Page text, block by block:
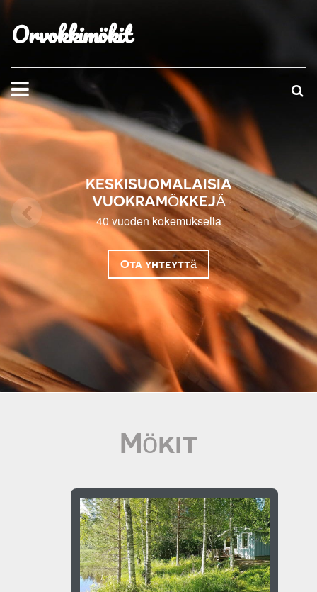
Orvokkimökit
KESKISUOMALAISIA
VUOKRAMÖKKEJÄ
40 vuoden kokemuksella
Ota yhteyttä
Mökit